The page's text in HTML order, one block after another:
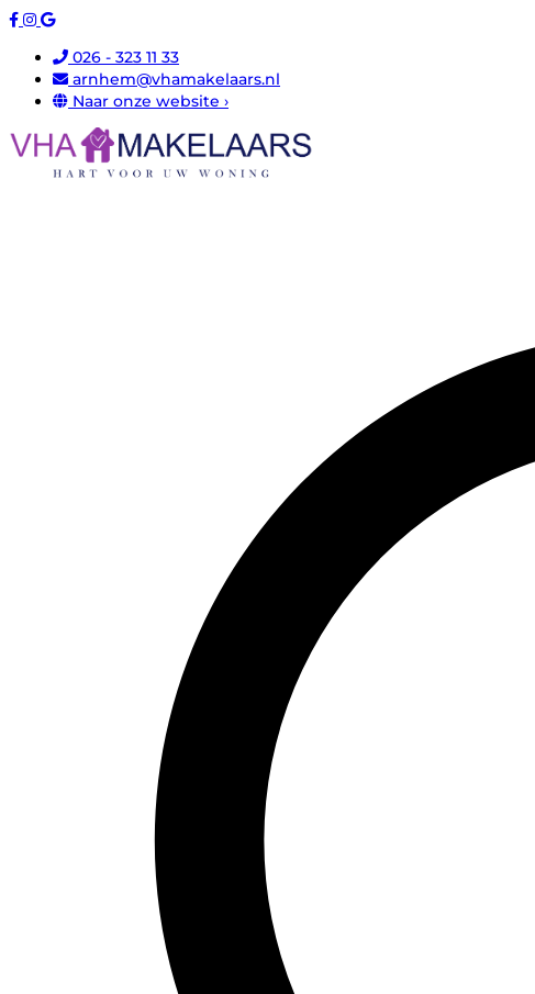
026 - 323 11 33
arnhem@vhamakelaars.nl
Naar onze website ›